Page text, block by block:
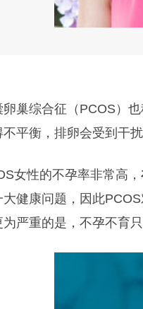
卵巢综合征（PCOS）
平衡，排卵会受到干扰
女性的不孕率非常高，
大健康问题，因此
严重的是，不孕不育